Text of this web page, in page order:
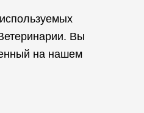
Вы
на нашем